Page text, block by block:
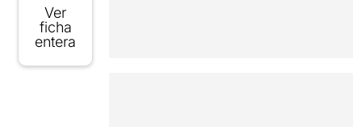
Ver
ficha
entera